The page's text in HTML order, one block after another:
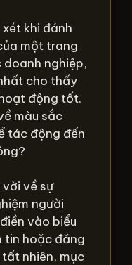
khi đánh
một trang
nghiệp,
cho thấy
động tốt.
màu sắc
tác động đến
về sự
người
vào biểu
tin hoặc đăng
nhiên, mục